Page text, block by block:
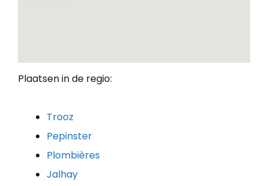
Plaatsen in de regio:
Trooz
Pepinster
Plombières
Jalhay